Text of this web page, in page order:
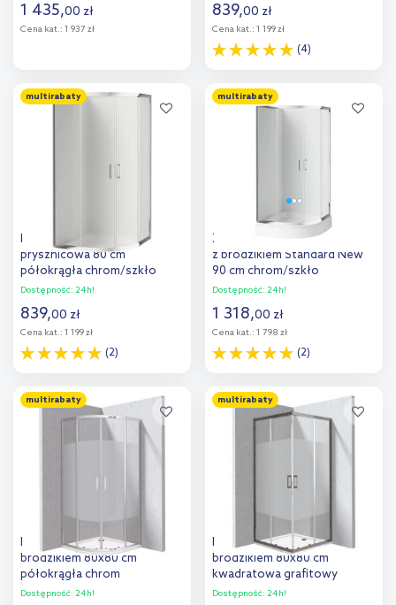
(KYC642K, KTC042B,
NHC025C)
1 435,00 zł
Cena kat.: 1 937 zł
Dodaj do
839,00 zł
Cena kat.: 1 199 zł
(4)
Dodaj do
multirabaty
Deante Funkia kabina
prysznicowa 80 cm
półokrągła chrom/szkło
szronione KYP652K
Dostępność: 24h!
839,00 zł
Cena kat.: 1 199 zł
(2)
Dodaj do
porównania
multirabaty
Zestaw Deante Funkia kabina
z brodzikiem Standard New
90 cm chrom/szkło
przezroczyste (KYP051K,
Dostępność: 24h!
1 318,00 zł
Cena kat.: 1 798 zł
(2)
Dodaj do
porównania
multirabaty
Deante Funkia Evo kabina z
brodzikiem 80x80 cm
półokrągła chrom
połysk/szkło ze wzorem pas
Dostępność: 24h!
multirabaty
Deante Funkia Evo kabina z
brodzikiem 80x80 cm
kwadratowa grafitowy
mat/szkło ze wzorem pas
Dostępność: 24h!